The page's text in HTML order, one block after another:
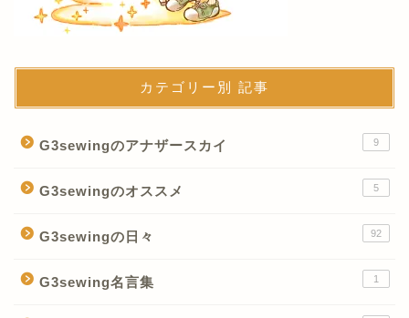
カテゴリー別 記事
G3sewingのアナザースカイ 9
G3sewingのオススメ 5
G3sewingの日々 92
G3sewing名言集 1